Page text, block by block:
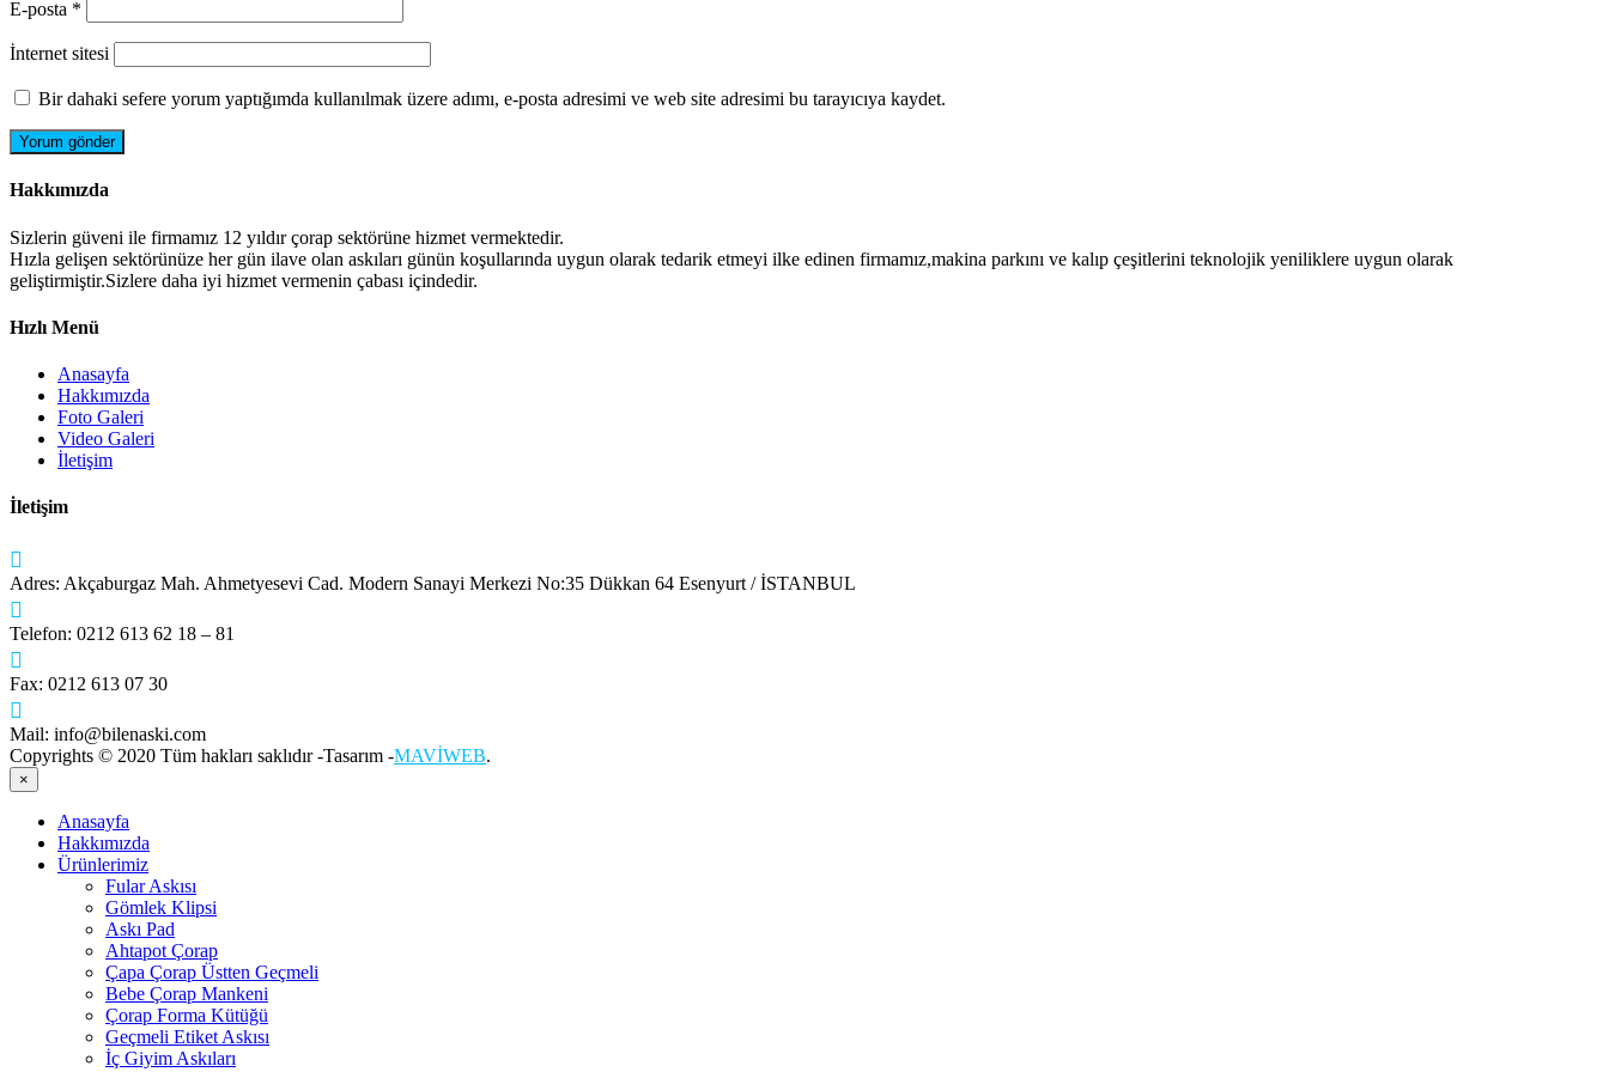
E-posta *
İnternet sitesi
Bir dahaki sefere yorum yaptığımda kullanılmak üzere adımı, e-posta adresimi ve web site adresimi bu tarayıcıya kaydet.
Hakkımızda
Sizlerin güveni ile firmamız 12 yıldır çorap sektörüne hizmet vermektedir.
Hızla gelişen sektörünüze her gün ilave olan askıları günün koşullarında uygun olarak tedarik etmeyi ilke edinen firmamız,makina parkını ve kalıp çeşitlerini teknolojik yeniliklere uygun olarak
geliştirmiştir.Sizlere daha iyi hizmet vermenin çabası içindedir.
Hızlı Menü
Anasayfa
Hakkımızda
Foto Galeri
Video Galeri
İletişim
İletişim
Adres: Akçaburgaz Mah. Ahmetyesevi Cad. Modern Sanayi Merkezi No:35 Dükkan 64 Esenyurt / İSTANBUL
Telefon: 0212 613 62 18 – 81
Fax: 0212 613 07 30
Mail: info@bilenaski.com
Copyrights © 2020 Tüm hakları saklıdır -Tasarım -MAVİWEB.
×
Anasayfa
Hakkımızda
Ürünlerimiz
Fular Askısı
Gömlek Klipsi
Askı Pad
Ahtapot Çorap
Çapa Çorap Üstten Geçmeli
Bebe Çorap Mankeni
Çorap Forma Kütüğü
Geçmeli Etiket Askısı
İç Giyim Askıları